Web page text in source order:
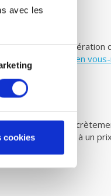
avec les
cookies
avec récupération
un petit entretien
Cela signifie
de haute qualité à un